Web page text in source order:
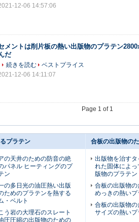
12-06 14:57:06
メントは削片板の熱い出版物のプラテン
だ
続きを読む
ベストプライス
12-06 14:11:07
Page 1 of 1
プラテン
の天井のための防音の絶
パネル ヒーティングのプ
ン
の多日光の油圧熱い出版
ためのプラテンを熱する
・ベルト
う岩の大理石のスレート
圧圧縮の出版物のための
合板の出版物の
出版物を治す
れた固体によ
版物のプラテン
合板の出版物
めっきの熱いプ
合板の出版物
サイズの熱いプ